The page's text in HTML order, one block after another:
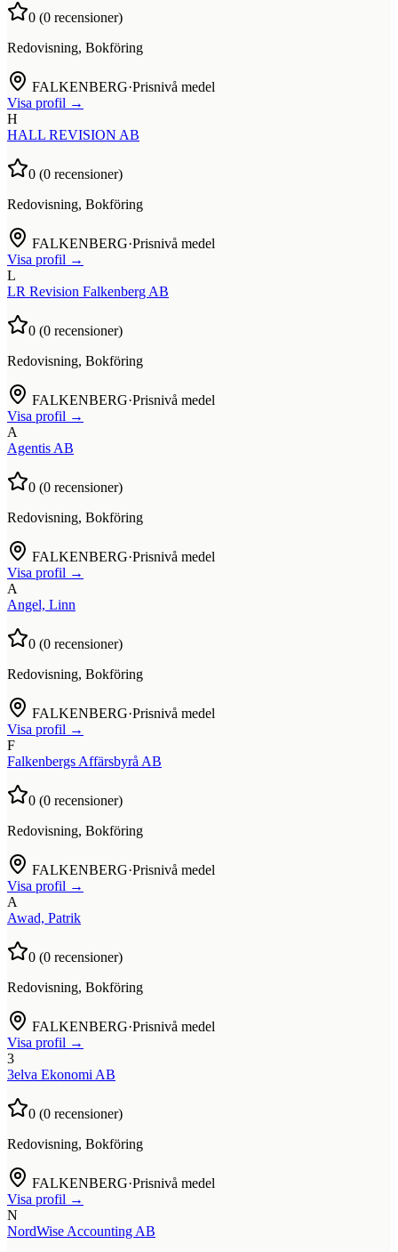
0 (0 recensioner)
Redovisning, Bokföring
FALKENBERG·Prisnivå medel
Visa profil →
H
HALL REVISION AB
0 (0 recensioner)
Redovisning, Bokföring
FALKENBERG·Prisnivå medel
Visa profil →
L
LR Revision Falkenberg AB
0 (0 recensioner)
Redovisning, Bokföring
FALKENBERG·Prisnivå medel
Visa profil →
A
Agentis AB
0 (0 recensioner)
Redovisning, Bokföring
FALKENBERG·Prisnivå medel
Visa profil →
A
Angel, Linn
0 (0 recensioner)
Redovisning, Bokföring
FALKENBERG·Prisnivå medel
Visa profil →
F
Falkenbergs Affärsbyrå AB
0 (0 recensioner)
Redovisning, Bokföring
FALKENBERG·Prisnivå medel
Visa profil →
A
Awad, Patrik
0 (0 recensioner)
Redovisning, Bokföring
FALKENBERG·Prisnivå medel
Visa profil →
3
3elva Ekonomi AB
0 (0 recensioner)
Redovisning, Bokföring
FALKENBERG·Prisnivå medel
Visa profil →
N
NordWise Accounting AB